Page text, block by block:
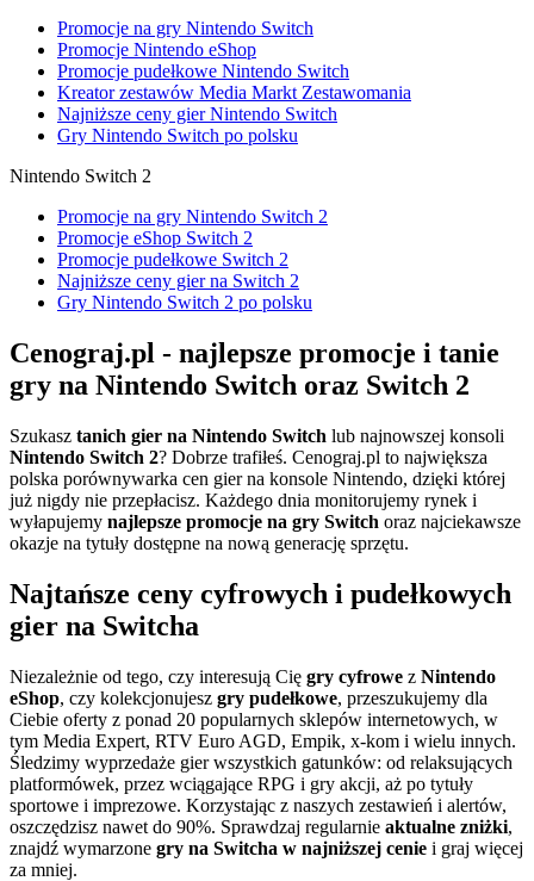
Promocje na gry Nintendo Switch
Promocje Nintendo eShop
Promocje pudełkowe Nintendo Switch
Kreator zestawów Media Markt Zestawomania
Najniższe ceny gier Nintendo Switch
Gry Nintendo Switch po polsku
Nintendo Switch 2
Promocje na gry Nintendo Switch 2
Promocje eShop Switch 2
Promocje pudełkowe Switch 2
Najniższe ceny gier na Switch 2
Gry Nintendo Switch 2 po polsku
Cenograj.pl - najlepsze promocje i tanie
gry na Nintendo Switch oraz Switch 2
Szukasz tanich gier na Nintendo Switch lub najnowszej konsoli
Nintendo Switch 2? Dobrze trafiłeś. Cenograj.pl to największa
polska porównywarka cen gier na konsole Nintendo, dzięki której
już nigdy nie przepłacisz. Każdego dnia monitorujemy rynek i
wyłapujemy najlepsze promocje na gry Switch oraz najciekawsze
okazje na tytuły dostępne na nową generację sprzętu.
Najtańsze ceny cyfrowych i pudełkowych
gier na Switcha
Niezależnie od tego, czy interesują Cię gry cyfrowe z Nintendo
eShop, czy kolekcjonujesz gry pudełkowe, przeszukujemy dla
Ciebie oferty z ponad 20 popularnych sklepów internetowych, w
tym Media Expert, RTV Euro AGD, Empik, x-kom i wielu innych.
Śledzimy wyprzedaże gier wszystkich gatunków: od relaksujących
platformówek, przez wciągające RPG i gry akcji, aż po tytuły
sportowe i imprezowe. Korzystając z naszych zestawień i alertów,
oszczędzisz nawet do 90%. Sprawdzaj regularnie aktualne zniżki,
znajdź wymarzone gry na Switcha w najniższej cenie i graj więcej
za mniej.